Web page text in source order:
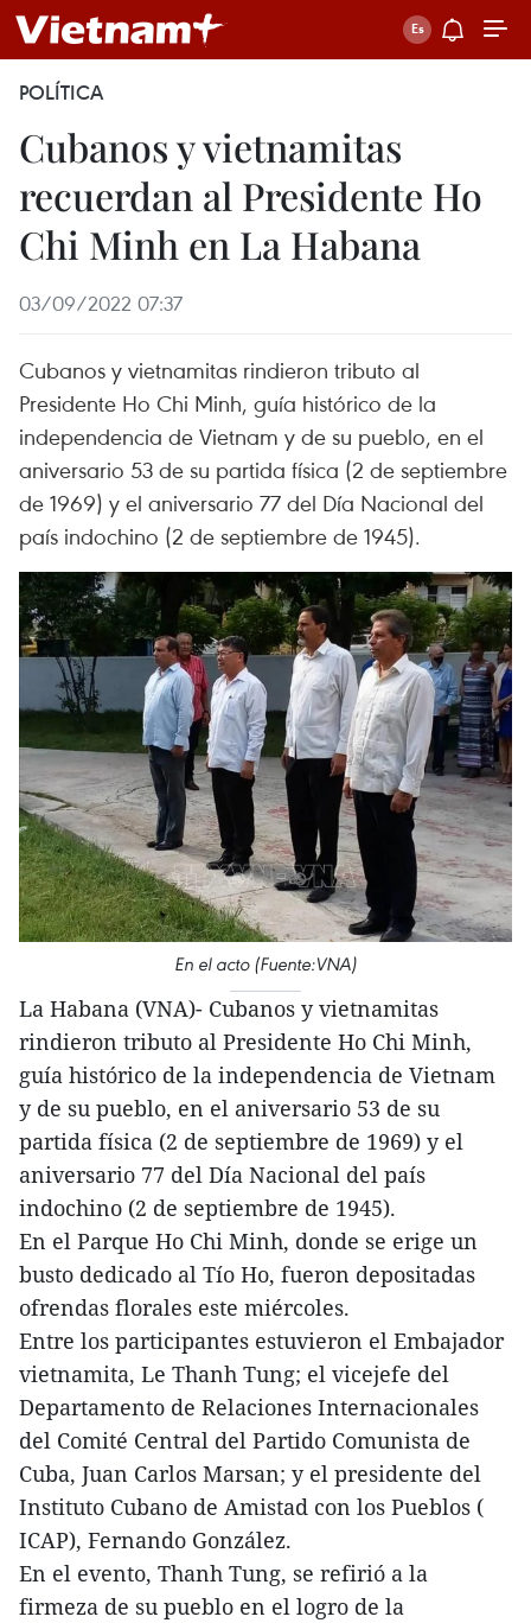
POLÍTICA
Cubanos y vietnamitas
recuerdan al Presidente Ho
Chi Minh en La Habana
03/09/2022 07:37
Cubanos y vietnamitas rindieron tributo al
Presidente Ho Chi Minh, guía histórico de la
independencia de Vietnam y de su pueblo, en el
aniversario 53 de su partida física (2 de septiembre
de 1969) y el aniversario 77 del Día Nacional del
país indochino (2 de septiembre de 1945).
En el acto (Fuente:VNA)
La Habana (VNA)- Cubanos y vietnamitas
rindieron tributo al Presidente Ho Chi Minh,
guía histórico de la independencia de Vietnam
y de su pueblo, en el aniversario 53 de su
partida física (2 de septiembre de 1969) y el
aniversario 77 del Día Nacional del país
indochino (2 de septiembre de 1945).
En el Parque Ho Chi Minh, donde se erige un
busto dedicado al Tío Ho, fueron depositadas
ofrendas florales este miércoles.
Entre los participantes estuvieron el Embajador
vietnamita, Le Thanh Tung; el vicejefe del
Departamento de Relaciones Internacionales
del Comité Central del Partido Comunista de
Cuba, Juan Carlos Marsan; y el presidente del
Instituto Cubano de Amistad con los Pueblos (
ICAP), Fernando González.
En el evento, Thanh Tung, se refirió a la
firmeza de su pueblo en el logro de la